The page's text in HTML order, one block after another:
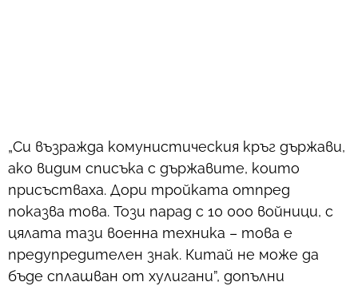
„Си възражда комунистическия кръг държави,
ако видим списъка с държавите, които
присъстваха. Дори тройката отпред
показва това. Този парад с 10 000 войници, с
цялата тази военна техника – това е
предупредителен знак. Китай не може да
бъде сплашван от хулигани”, допълни